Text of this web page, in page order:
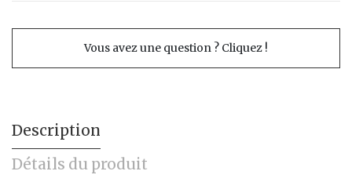
Vous avez une question ? Cliquez !
Description
Détails du produit